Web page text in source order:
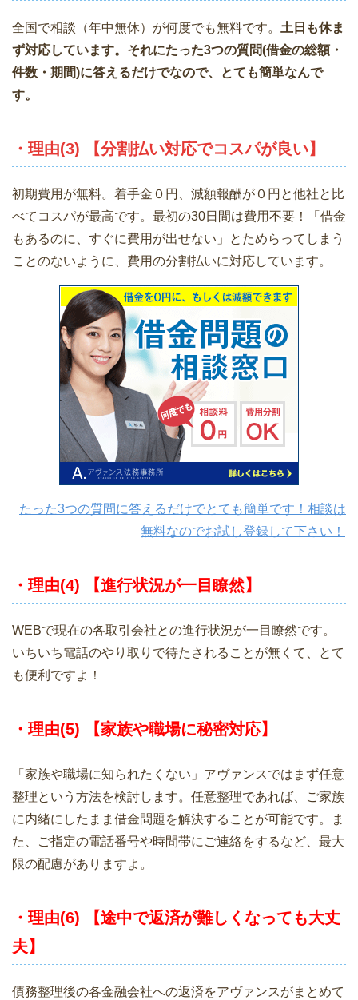
全国で相談（年中無休）が何度でも無料です。 土日も休ま
ず対応しています。それにたった3つの質問(借金の総額・
件数・期間)に答えるだけでなので、とても簡単なんで
す。
・理由(3) 【分割払い対応でコスパが良い】
初期費用が無料。着手金０円、減額報酬が０円と他社と比
べてコスパが最高です。最初の30日間は費用不要！「借金
もあるのに、すぐに費用が出せない」とためらってしまう
ことのないように、費用の分割払いに対応しています。
たった3つの質問に答えるだけでとても簡単です！相談は
無料なのでお試し登録して下さい！
・理由(4) 【進行状況が一目瞭然】
WEBで現在の各取引会社との進行状況が一目瞭然です。
いちいち電話のやり取りで待たされることが無くて、とて
も便利ですよ！
・理由(5) 【家族や職場に秘密対応】
「家族や職場に知られたくない」アヴァンスではまず任意
整理という方法を検討します。任意整理であれば、ご家族
に内緒にしたまま借金問題を解決することが可能です。ま
た、ご指定の電話番号や時間帯にご連絡をするなど、最大
限の配慮がありますよ。
・理由(6) 【途中で返済が難しくなっても大丈
夫】
債務整理後の各金融会社への返済をアヴァンスがまとめて